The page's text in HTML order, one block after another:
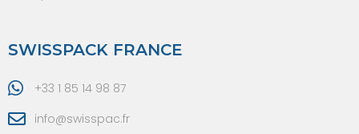
SWISSPACK FRANCE
+33 1 85 14 98 87
info@swisspac.fr